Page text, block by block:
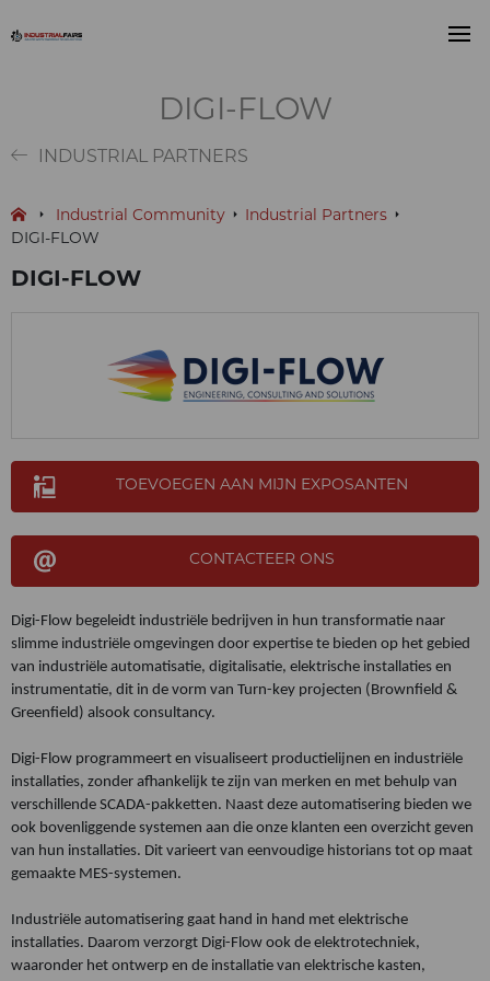
DIGI-FLOW
INDUSTRIAL PARTNERS
Industrial Community
Industrial Partners
DIGI-FLOW
DIGI-FLOW
TOEVOEGEN AAN MIJN EXPOSANTEN
CONTACTEER ONS
Digi-Flow begeleidt industriële bedrijven in hun transformatie naar
slimme industriële omgevingen door expertise te bieden op het gebied
van industriële automatisatie, digitalisatie, elektrische installaties en
instrumentatie, dit in de vorm van Turn-key projecten (Brownfield &
Greenfield) alsook consultancy.
Digi-Flow programmeert en visualiseert productielijnen en industriële
installaties, zonder afhankelijk te zijn van merken en met behulp van
verschillende SCADA-pakketten. Naast deze automatisering bieden we
ook bovenliggende systemen aan die onze klanten een overzicht geven
van hun installaties. Dit varieert van eenvoudige historians tot op maat
gemaakte MES-systemen.
Industriële automatisering gaat hand in hand met elektrische
installaties. Daarom verzorgt Digi-Flow ook de elektrotechniek,
waaronder het ontwerp en de installatie van elektrische kasten,